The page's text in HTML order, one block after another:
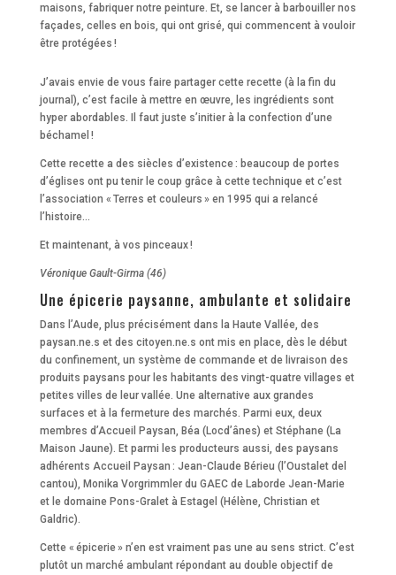
maisons, fabriquer notre peinture. Et, se lancer à barbouiller nos
façades, celles en bois, qui ont grisé, qui commencent à vouloir
être protégées !
J’avais envie de vous faire partager cette recette (à la fin du
journal), c’est facile à mettre en œuvre, les ingrédients sont
hyper abordables. Il faut juste s’initier à la confection d’une
béchamel !
Cette recettea des siècles d’existence : beaucoup de portes
d’églises ont pu tenir le coup grâce à cette technique et c’est
l’association « Terres et couleurs » en 1995 qui a relancé
l’histoire…
Et maintenant, à vos pinceaux !
Véronique Gault-Girma (46)
Une épicerie paysanne, ambulante et solidaire
Dans l’Aude, plus précisément dans la Haute Vallée, des
paysan.ne.s et des citoyen.ne.s ont mis en place, dès le début
du confinement, un système de commande et de livraison des
produits paysans pour les habitants des vingt-quatre villages et
petites villes de leur vallée. Une alternative aux grandes
surfaces et à la fermeture des marchés. Parmi eux, deux
membres d’Accueil Paysan, Béa (Locd’ânes) et Stéphane (La
Maison Jaune). Et parmi les producteurs aussi, des paysans
adhérents Accueil Paysan : Jean-Claude Bérieu (l’Oustalet del
cantou), Monika Vorgrimmler du GAEC de Laborde Jean-Marie
et le domaine Pons-Gralet à Estagel (Hélène, Christian et
Galdric).
Cette « épicerie » n’en est vraiment pas une au sens strict. C’est
plutôt un marché ambulant répondant au double objectif de